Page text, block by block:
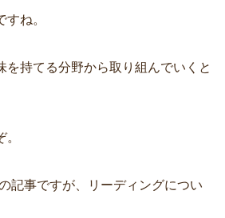
ね。
を持てる分野から取り組んでいくと
記事ですが、リーディングについ